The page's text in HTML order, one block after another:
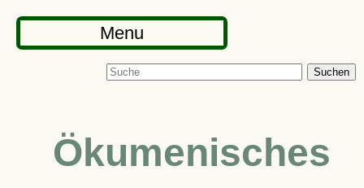
Menu
Suchen
Ökumenisches